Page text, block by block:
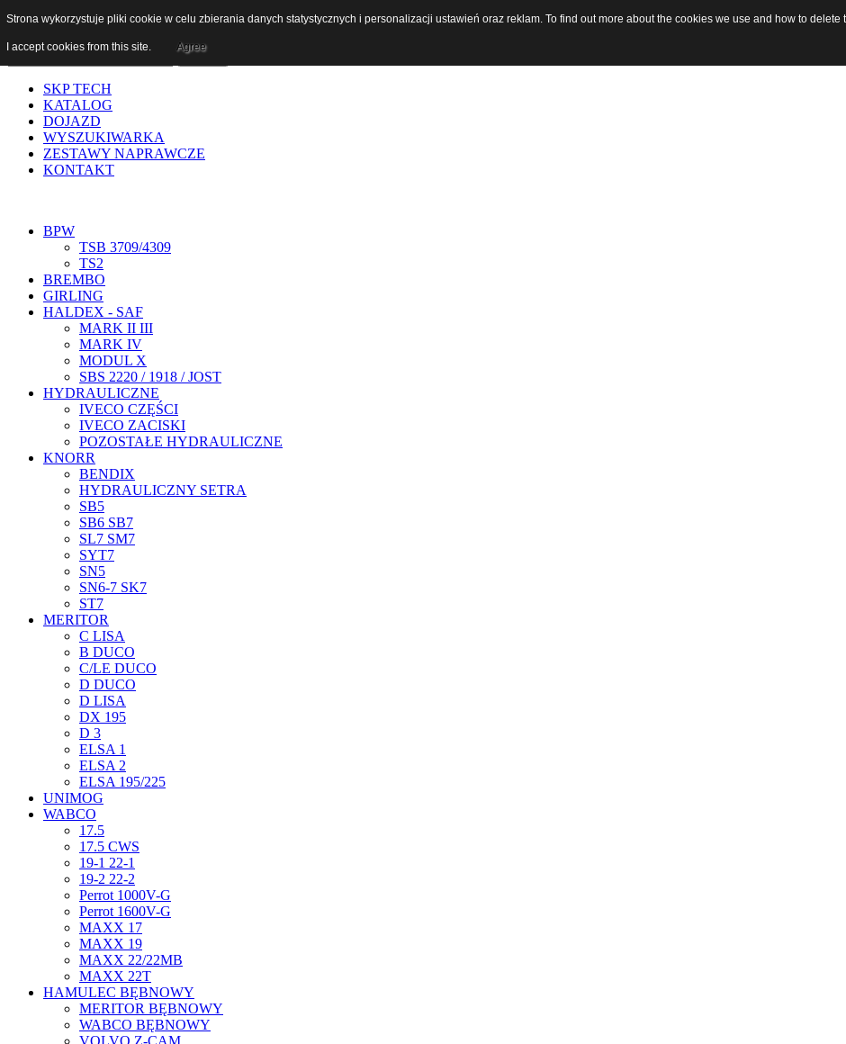
Szukaj...
SKP TECH
KATALOG
DOJAZD
WYSZUKIWARKA
ZESTAWY NAPRAWCZE
KONTAKT
BPW
TSB 3709/4309
TS2
BREMBO
GIRLING
HALDEX - SAF
MARK II III
MARK IV
MODUL X
SBS 2220 / 1918 / JOST
HYDRAULICZNE
IVECO CZĘŚCI
IVECO ZACISKI
POZOSTAŁE HYDRAULICZNE
KNORR
BENDIX
HYDRAULICZNY SETRA
SB5
SB6 SB7
SL7 SM7
SYT7
SN5
SN6-7 SK7
ST7
MERITOR
C LISA
B DUCO
C/LE DUCO
D DUCO
D LISA
DX 195
D 3
ELSA 1
ELSA 2
ELSA 195/225
UNIMOG
WABCO
17.5
17.5 CWS
19-1 22-1
19-2 22-2
Perrot 1000V-G
Perrot 1600V-G
MAXX 17
MAXX 19
MAXX 22/22MB
MAXX 22T
HAMULEC BĘBNOWY
MERITOR BĘBNOWY
WABCO BĘBNOWY
VOLVO Z-CAM
Strona wykorzystuje pliki cookie w celu zbierania danych statystycznych i personalizacji ustawień oraz reklam. To find out more about the cookies we use and how to delete
I accept cookies from this site. Agree